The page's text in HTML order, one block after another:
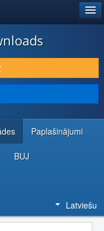
Paplašinājumi
BUJ
Latviešu